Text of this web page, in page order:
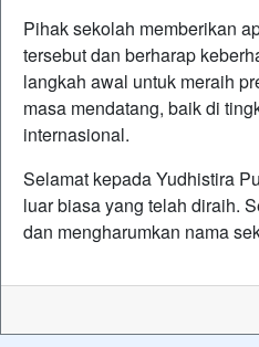
Pihak sekolah memberikan
tersebut dan berharap
langkah awal untuk meraih
masa mendatang, baik di
internasional.
Selamat kepada Yudhistira
luar biasa yang telah diraih.
dan mengharumkan nama